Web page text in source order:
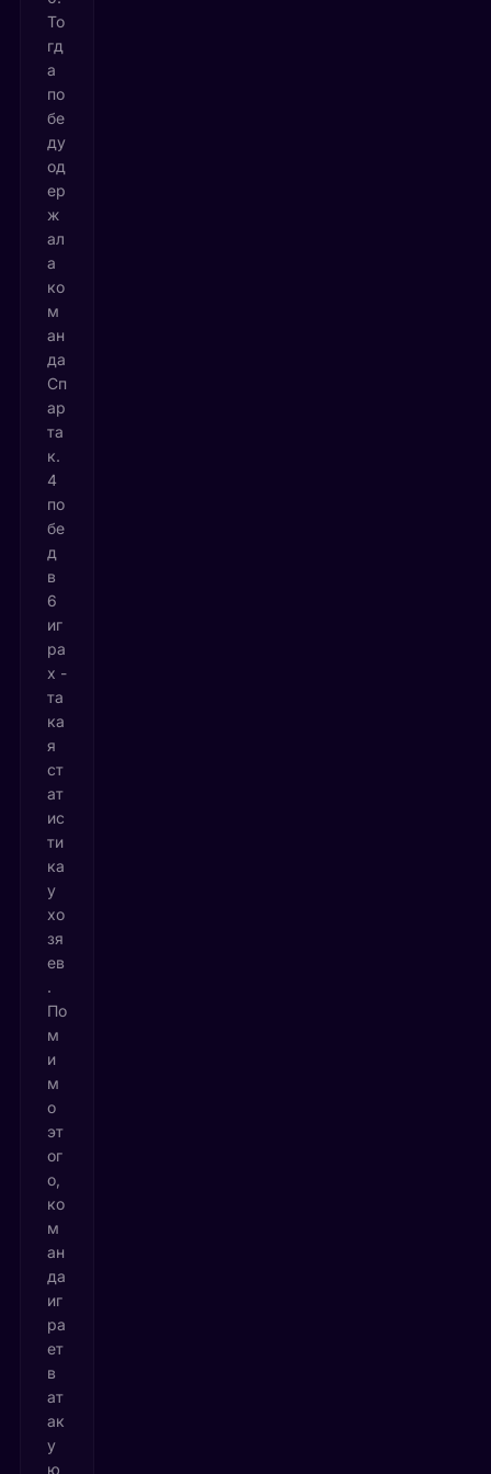
То
гд
а
по
бе
ду
од
ер
ж
ал
а
ко
м
ан
да
Сп
ар
та
к.
4
по
бе
д
в
6
иг
ра
х -
та
ка
я
ст
ат
ис
ти
ка
у
хо
зя
ев
.
По
м
и
м
о
эт
ог
о,
ко
м
ан
да
иг
ра
ет
в
ат
ак
у
ю